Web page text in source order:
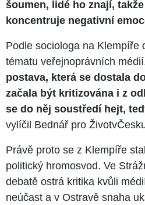
šoumen, lidé ho znají,
koncentruje negativní
Podle sociologa na Klempíře
tématu veřejnoprávních
postava, která se dostala
začala být kritizována i z
se do něj soustředí hejt,
vylíčil Bednář pro
Právě proto se z Klempíře
politický hromosvod. Ve
debatě ostrá kritika kvůli
neúčast a v Ostravě snaha